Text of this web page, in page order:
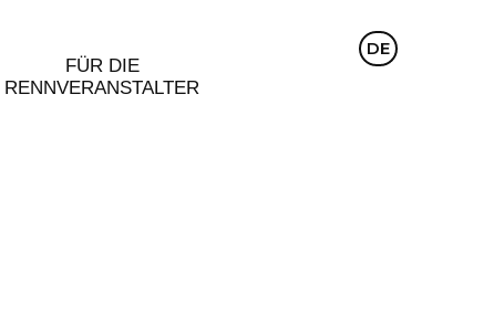
FÜR DIE
RENNVERANSTALTER
CZ
DE